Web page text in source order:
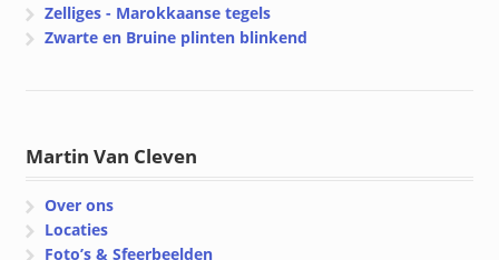
Zelliges - Marokkaanse tegels
Zwarte en Bruine plinten blinkend
Martin Van Cleven
Over ons
Locaties
Foto’s & Sfeerbeelden